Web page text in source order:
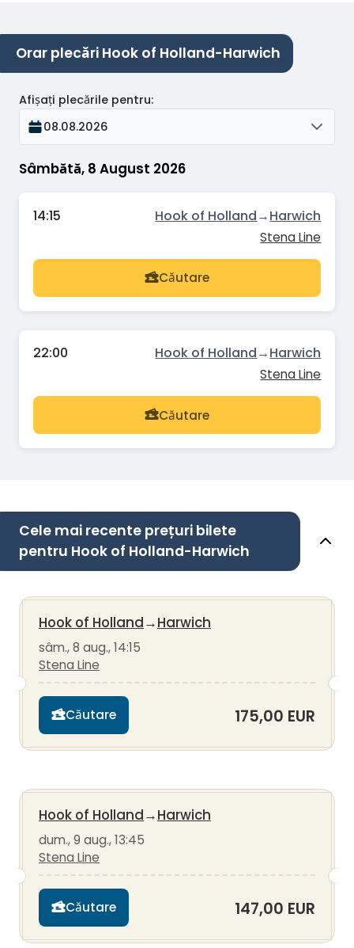
Orar plecări Hook of Holland-Harwich
Sâmbătă, 8 August 2026
Afișați plecările pentru:
08.08.2026
14:15 Hook of Holland→Harwich
Stena Line
Căutare
22:00 Hook of Holland→Harwich
Stena Line
Căutare
Cele mai recente prețuri bilete
pentru Hook of Holland-Harwich
Hook of Holland→Harwich
sâm., 8 aug., 14:15
Stena Line
Căutare 175,00 EUR
Hook of Holland→Harwich
dum., 9 aug., 13:45
Stena Line
Căutare 147,00 EUR